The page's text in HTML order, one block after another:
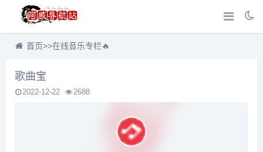
首页>>在线音乐专栏🔥
歌曲宝
2022-12-22 2688